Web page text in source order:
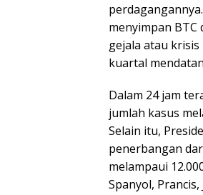
menyimpan
gejala atau
kuartal
Dalam 24 jam
jumlah kasus
Selain itu,
penerbangan
melampaui
Spanyol,